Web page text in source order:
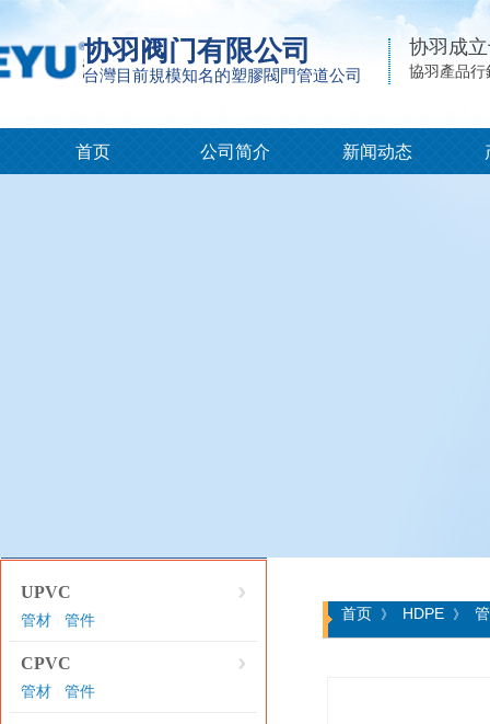
首页 公司简介 新闻动态
协羽阀门有限公司
台灣目前規模知名的塑膠閥門管道公司
协羽成
協羽產品行
UPVC
管材 管件
CPVC
管材 管件
首页 》 HDPE 》